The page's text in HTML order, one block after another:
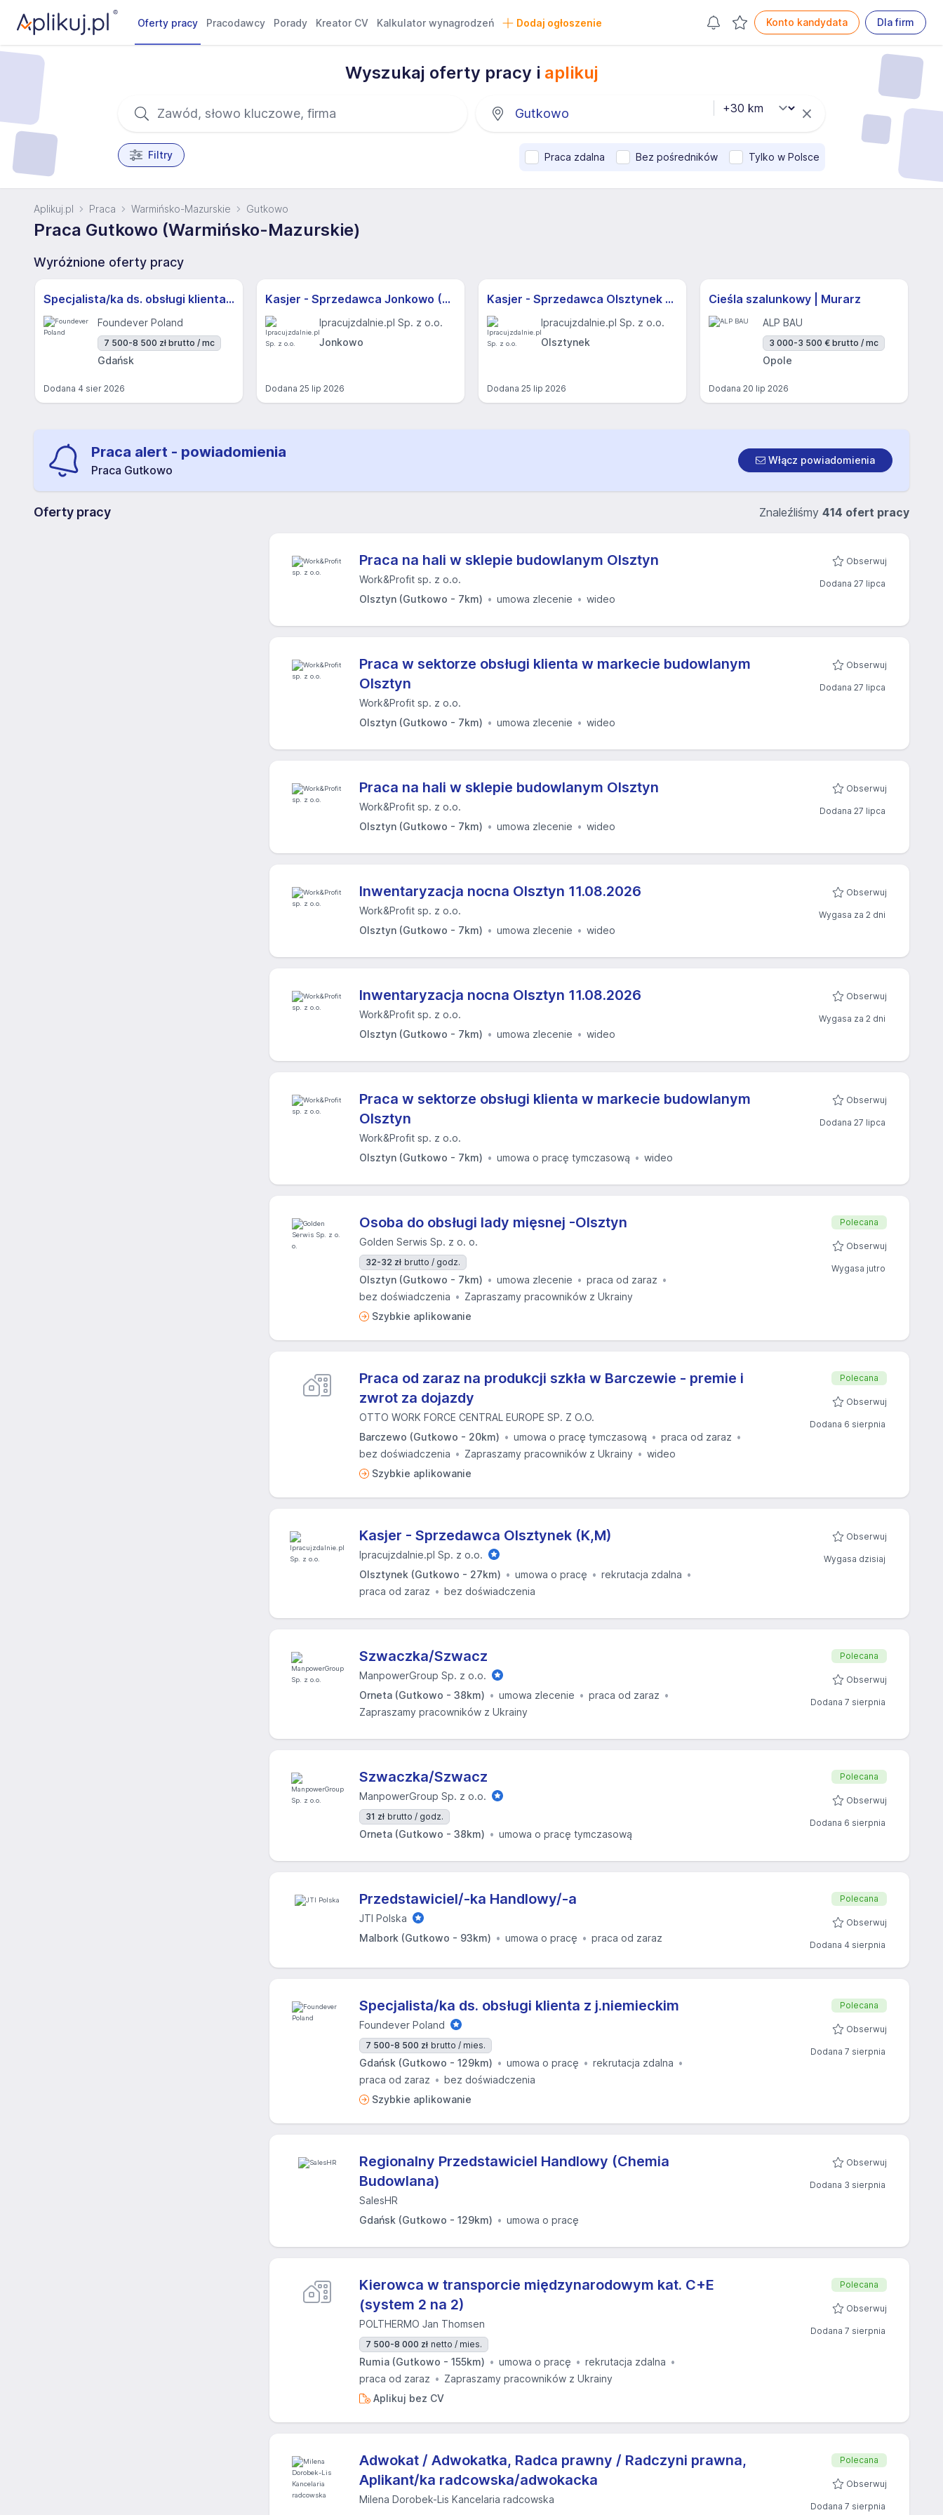
Oferty pracy Pracodawcy Porady Kreator CV Kalkulator wynagrodzeń Dodaj ogłoszenie Konto kandydata Dla firm
Wyszukaj oferty pracy i aplikuj
Filtry Praca zdalna Bez pośredników Tylko w Polsce
Aplikuj.pl Praca Warmińsko-Mazurskie Gutkowo
Praca Gutkowo (Warmińsko-Mazurskie)
Wyróżnione oferty pracy
Specjalista/ka ds. obsługi klienta z j.niemieckim
Foundever Poland
7 500-8 500 zł brutto / mc
Gdańsk
Dodana 4 sier 2026
Kasjer - Sprzedawca Jonkowo (K,M)
Ipracujzdalnie.pl Sp. z o.o.
Jonkowo
Dodana 25 lip 2026
Kasjer - Sprzedawca Olsztynek (K,M)
Ipracujzdalnie.pl Sp. z o.o.
Olsztynek
Dodana 25 lip 2026
Cieśla szalunkowy | Murarz
ALP BAU
3 000-3 500 € brutto / mc
Opole
Dodana 20 lip 2026
Praca alert - powiadomienia
Praca Gutkowo
Włącz powiadomienia
Oferty pracy Znaleźliśmy 414 ofert pracy
Praca na hali w sklepie budowlanym Olsztyn
Work&Profit sp. z o.o.
Olsztyn (Gutkowo - 7km)
umowa zlecenie wideo
Obserwuj
Dodana 27 lipca
Praca w sektorze obsługi klienta w markecie budowlanym
Olsztyn
Work&Profit sp. z o.o.
Olsztyn (Gutkowo - 7km)
umowa zlecenie wideo
Obserwuj
Dodana 27 lipca
Praca na hali w sklepie budowlanym Olsztyn
Work&Profit sp. z o.o.
Olsztyn (Gutkowo - 7km)
umowa zlecenie wideo
Obserwuj
Dodana 27 lipca
Inwentaryzacja nocna Olsztyn 11.08.2026​
Work&Profit sp. z o.o.
Olsztyn (Gutkowo - 7km)
umowa zlecenie wideo
Obserwuj
Wygasa za 2 dni
Inwentaryzacja nocna Olsztyn 11.08.2026​
Work&Profit sp. z o.o.
Olsztyn (Gutkowo - 7km)
umowa zlecenie wideo
Obserwuj
Wygasa za 2 dni
Praca w sektorze obsługi klienta w markecie budowlanym
Olsztyn
Work&Profit sp. z o.o.
Olsztyn (Gutkowo - 7km)
umowa o pracę tymczasową wideo
Obserwuj
Dodana 27 lipca
Osoba do obsługi lady mięsnej -Olsztyn
Golden Serwis Sp. z o. o.
32-32 zł brutto / godz.
Olsztyn (Gutkowo - 7km) umowa zlecenie
praca od zaraz
bez doświadczenia
Zapraszamy pracowników z Ukrainy
Szybkie aplikowanie
Polecana
Obserwuj
Wygasa jutro
Praca od zaraz na produkcji szkła w Barczewie - premie i
zwrot za dojazdy
OTTO WORK FORCE CENTRAL EUROPE SP. Z O.O.
Barczewo (Gutkowo - 20km)
umowa o pracę tymczasową
praca od zaraz
bez doświadczenia
Zapraszamy pracowników z Ukrainy
wideo
Szybkie aplikowanie
Polecana
Obserwuj
Dodana 6 sierpnia
Kasjer - Sprzedawca Olsztynek (K,M)
Ipracujzdalnie.pl Sp. z o.o.
Olsztynek (Gutkowo - 27km)
umowa o pracę
rekrutacja zdalna
praca od zaraz
bez doświadczenia
Obserwuj
Wygasa dzisiaj
Szwaczka/Szwacz
ManpowerGroup Sp. z o.o.
Orneta (Gutkowo - 38km)
umowa zlecenie
praca od zaraz
Zapraszamy pracowników z Ukrainy
Polecana
Obserwuj
Dodana 7 sierpnia
Szwaczka/Szwacz
ManpowerGroup Sp. z o.o.
31 zł brutto / godz.
Orneta (Gutkowo - 38km) umowa o pracę tymczasową
Polecana
Obserwuj
Dodana 6 sierpnia
Przedstawiciel/-ka Handlowy/-a
JTI Polska
Malbork (Gutkowo - 93km)
umowa o pracę praca od zaraz
Polecana
Obserwuj
Dodana 4 sierpnia
Specjalista/ka ds. obsługi klienta z j.niemieckim
Foundever Poland
7 500-8 500 zł brutto / mies.
Gdańsk (Gutkowo - 129km) umowa o pracę
rekrutacja zdalna
praca od zaraz
bez doświadczenia
Szybkie aplikowanie
Polecana
Obserwuj
Dodana 7 sierpnia
Regionalny Przedstawiciel Handlowy (Chemia
Budowlana)
SalesHR
Gdańsk (Gutkowo - 129km)
umowa o pracę
Obserwuj
Dodana 3 sierpnia
Kierowca w transporcie międzynarodowym kat. C+E
(system 2 na 2)
POLTHERMO Jan Thomsen
7 500-8 000 zł netto / mies.
Rumia (Gutkowo - 155km) umowa o pracę
rekrutacja zdalna
praca od zaraz
Zapraszamy pracowników z Ukrainy
Aplikuj bez CV
Polecana
Obserwuj
Dodana 7 sierpnia
Adwokat / Adwokatka, Radca prawny / Radczyni prawna,
Aplikant/ka radcowska/adwokacka
Milena Dorobek-Lis Kancelaria radcowska
Polecana
Obserwuj
Dodana 7 sierpnia